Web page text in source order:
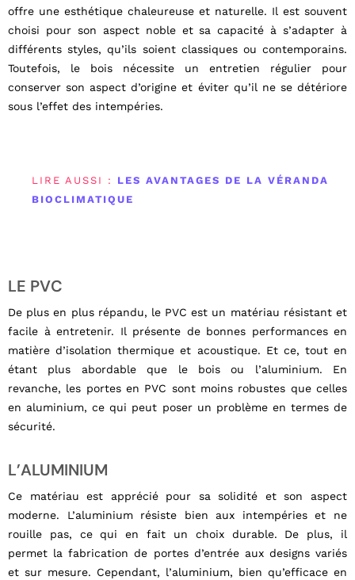
offre une esthétique chaleureuse et naturelle. Il est souvent
choisi pour son aspect noble et sa capacité à s’adapter à
différents styles, qu’ils soient classiques ou contemporains.
Toutefois, le bois nécessite un entretien régulier pour
conserver son aspect d’origine et éviter qu’il ne se détériore
sous l’effet des intempéries.
LIRE AUSSI : LES AVANTAGES DE LA VÉRANDA
BIOCLIMATIQUE
LE PVC
De plus en plus répandu, le PVC est un matériau résistant et
facile à entretenir. Il présente de bonnes performances en
matière d’isolation thermique et acoustique. Et ce, tout en
étant plus abordable que le bois ou l’aluminium. En
revanche, les portes en PVC sont moins robustes que celles
en aluminium, ce qui peut poser un problème en termes de
sécurité.
L’ALUMINIUM
Ce matériau est apprécié pour sa solidité et son aspect
moderne. L’aluminium résiste bien aux intempéries et ne
rouille pas, ce qui en fait un choix durable. De plus, il
permet la fabrication de portes d’entrée aux designs variés
et sur mesure. Cependant, l’aluminium, bien qu’efficace en